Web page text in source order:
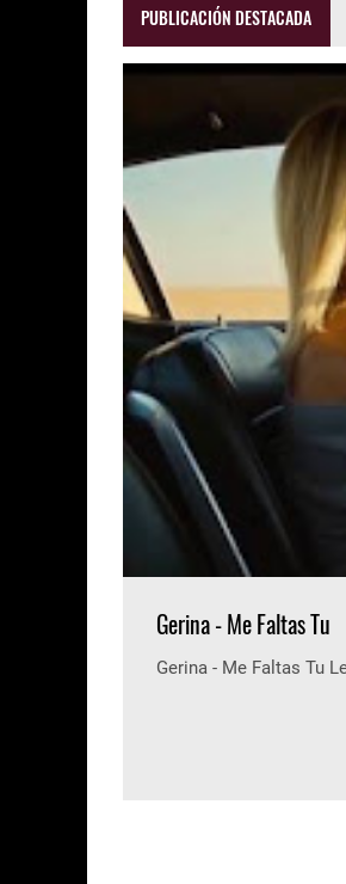
PUBLICACIÓN DESTACADA
Gerina - Me Faltas Tu
Gerina - Me Faltas Tu